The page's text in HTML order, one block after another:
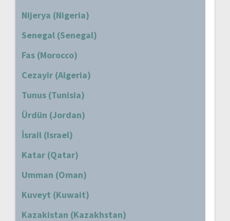
Nijerya (Nigeria)
Senegal (Senegal)
Fas (Morocco)
Cezayir (Algeria)
Tunus (Tunisia)
Ürdün (Jordan)
İsrail (Israel)
Katar (Qatar)
Umman (Oman)
Kuveyt (Kuwait)
Kazakistan (Kazakhstan)